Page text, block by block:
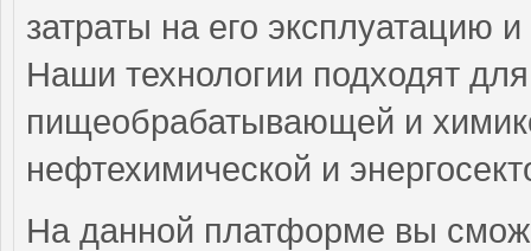
затраты на его эксплуатацию
Наши технологии подходят
пищеобрабатывающей и
нефтехимической и
На данной платформе вы